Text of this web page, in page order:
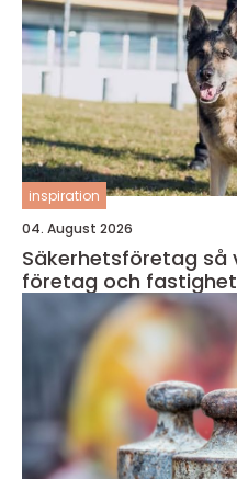
inspiration
04. August 2026
Säkerhetsföretag så väljer du rätt skydd för
företag och fastighet